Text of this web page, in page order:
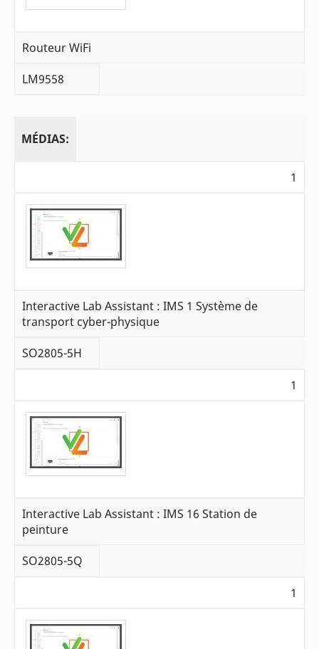
Routeur WiFi
LM9558
MÉDIAS:
1
Interactive Lab Assistant : IMS 1 Système de
transport cyber-physique
SO2805-5H
1
Interactive Lab Assistant : IMS 16 Station de
peinture
SO2805-5Q
1